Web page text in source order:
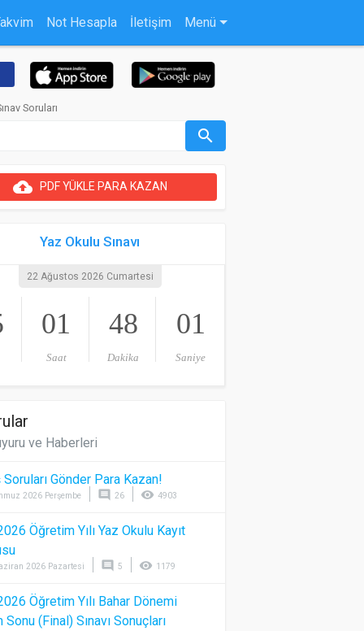
Not Hesapla İletişim Menü
Soruları
search
cloud_uploadPDF YÜKLE PARA KAZAN
Yaz Okulu Sınavı
22 Ağustos 2026 Cumartesi
01
Saat
48
Dakika
00
Saniye
ve Haberleri
Soruları Gönder Para Kazan!
2026 Perşembe comment 26 visibility 4903
Öğretim Yılı Yaz Okulu Kayıt
2026 Pazartesi comment 5 visibility 1179
Öğretim Yılı Bahar Dönemi
Sonu (Final) Sınavı Sonuçları